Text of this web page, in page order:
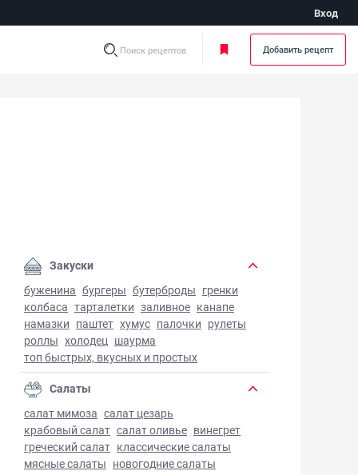
Вход
Поиск рецептов Добавить рецепт
из полбы с курицей - фото готового блюда
Закуски
буженина бургеры бутерброды гренки
колбаса тарталетки заливное канапе
намазки паштет хумус палочки рулеты
роллы холодец шаурма
топ быстрых, вкусных и простых
Салаты
салат мимоза салат цезарь
крабовый салат салат оливье винегрет
греческий салат классические салаты
мясные салаты новогодние салаты